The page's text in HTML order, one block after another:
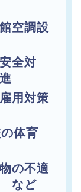
空調設
全対
用対策
体育
の不適
など